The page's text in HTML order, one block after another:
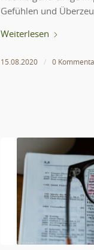
Gefühlen und
Weiterlesen
15.08.2020 / 0